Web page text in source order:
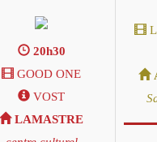
20h30
GOOD ONE
VOST
LAMASTRE